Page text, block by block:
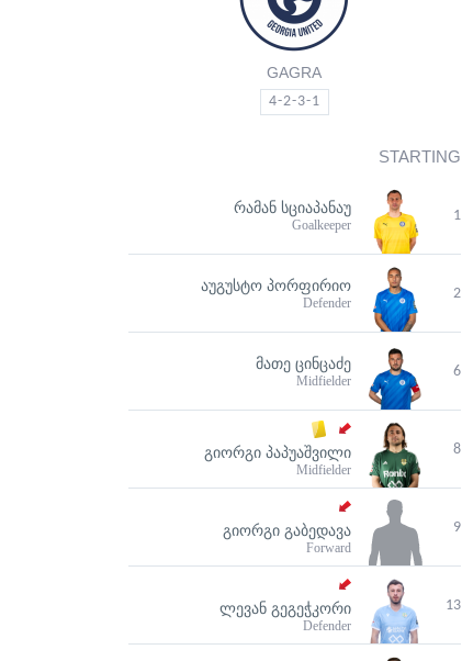
GAGRA
4-2-3-1
STARTING
1
ᲠᲐᲛᲐᲜ ᲡᲪᲘᲐᲞᲐᲜᲐᲣ
Goalkeeper
2
ᲐᲣᲒᲣᲡᲢᲝ ᲞᲝᲠᲤᲘᲠᲘᲝ
Defender
6
ᲛᲐᲗᲔ ᲪᲘᲜᲪᲐᲫᲔ
Midfielder
8
ᲒᲘᲝᲠᲒᲘ ᲞᲐᲞᲣᲐᲨᲕᲘᲚᲘ
Midfielder
9
ᲒᲘᲝᲠᲒᲘ ᲒᲐᲑᲔᲓᲐᲕᲐ
Forward
13
ᲚᲔᲕᲐᲜ ᲒᲔᲒᲔᲭᲙᲝᲠᲘ
Defender